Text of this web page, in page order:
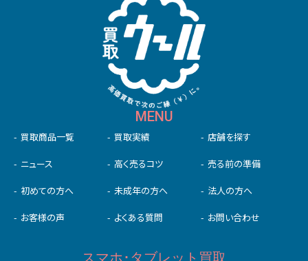
MENU
買取商品一覧 買取実績 店舗を探す
ニュース 高く売るコツ 売る前の準備
初めての⽅へ 未成年の⽅へ 法人の方へ
お客様の声 よくある質問 お問い合わせ
スマホ･タブレット買取